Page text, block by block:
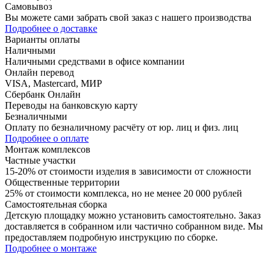
Самовывоз
Вы можете сами забрать свой заказ с нашего производства
Подробнее о доставке
Варианты оплаты
Наличными
Наличными средствами в офисе компании
Онлайн перевод
VISA, Mastercard, МИР
Сбербанк Онлайн
Переводы на банковскую карту
Безналичными
Оплату по безналичному расчёту от юр. лиц и физ. лиц
Подробнее о оплате
Монтаж комплексов
Частные участки
15-20% от стоимости изделия в зависимости от сложности
Общественные территории
25% от стоимости комплекса, но не менее 20 000 рублей
Самостоятельная сборка
Детскую площадку можно установить самостоятельно. Заказ
доставляется в собранном или частично собранном виде. Мы
предоставляем подробную инструкцию по сборке.
Подробнее о монтаже